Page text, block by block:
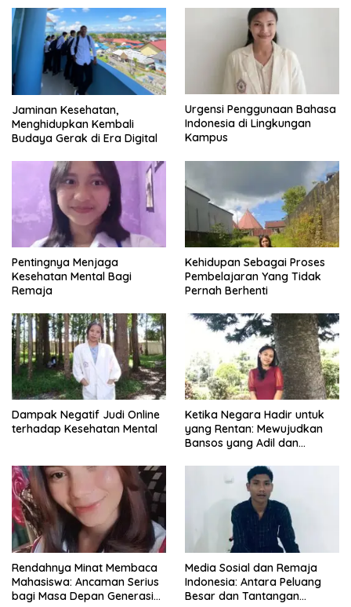
Jaminan Kesehatan,
Menghidupkan Kembali
Budaya Gerak di Era Digital
Urgensi Penggunaan Bahasa
Indonesia di Lingkungan
Kampus
Pentingnya Menjaga
Kesehatan Mental Bagi
Remaja
Kehidupan Sebagai Proses
Pembelajaran Yang Tidak
Pernah Berhenti
Dampak Negatif Judi Online
terhadap Kesehatan Mental
Ketika Negara Hadir untuk
yang Rentan: Mewujudkan
Bansos yang Adil dan
Rendahnya Minat Membaca
Mahasiswa: Ancaman Serius
bagi Masa Depan Generasi
Media Sosial dan Remaja
Indonesia: Antara Peluang
Besar dan Tantangan